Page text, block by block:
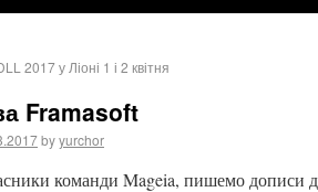
2017 у Ліоні 1 і 2 квітня
Framasoft
byyurchor
команди Mageia, пишемо дописи